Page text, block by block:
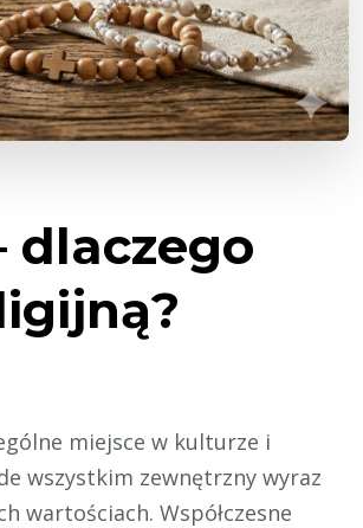
dlaczego
miejsce w kulturze i
wszystkim zewnętrzny wyraz
wartościach. Współczesne